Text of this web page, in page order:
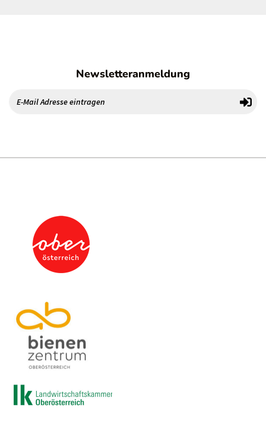
Newsletteranmeldung